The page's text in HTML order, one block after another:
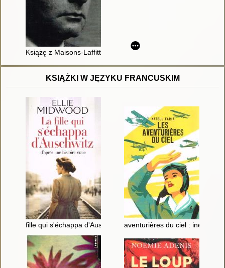
Książę z Maisons-Laffitte
KSIĄŻKI W JĘZYKU FRANCUSKIM
fille qui s'échappa d'Auschwitz aventurières du ciel : inédit